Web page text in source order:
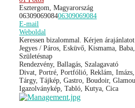
Esztergom, Magyarország
0630906908406309069084
E-mail
Weboldal
Keressen bizalommal. Kérjen árajánlatot
Jegyes / Páros, Esküvő, Kismama,
Születésnap
Rendezvény, Ballagás, Szalagavató
Divat, Portré, Portfólió, Reklám,
Tárgy, Tájkép, Gastro, Boudoir,
Igazolványkép, Tabló, Kutya, Cica